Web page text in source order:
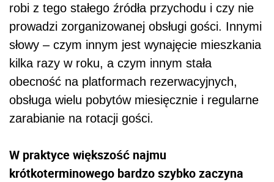
robi z tego stałego źródła przychodu i czy nie
prowadzi zorganizowanej obsługi gości. Innymi
słowy – czym innym jest wynajęcie mieszkania
kilka razy w roku, a czym innym stała
obecność na platformach rezerwacyjnych,
obsługa wielu pobytów miesięcznie i regularne
zarabianie na rotacji gości.
W praktyce większość najmu
krótkoterminowego bardzo szybko zaczyna